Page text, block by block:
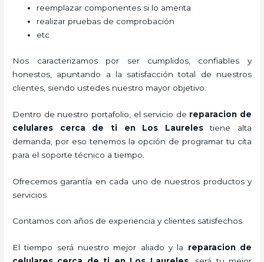
reemplazar componentes si lo amerita
realizar pruebas de comprobación
etc
Nos caracterizamos por ser cumplidos, confiables y
honestos, apuntando a la satisfacción total de nuestros
clientes, siendo ustedes nuestro mayor objetivo.
Dentro de nuestro portafolio, el servicio de reparacion de
celulares cerca de ti en Los Laurelestiene alta
demanda, por eso tenemos la opción de programar tu cita
para el soporte técnico a tiempo.
Ofrecemos garantía en cada uno de nuestros productos y
servicios.
Contamos con años de experiencia y clientes satisfechos.
El tiempo será nuestro mejor aliado y la reparacion de